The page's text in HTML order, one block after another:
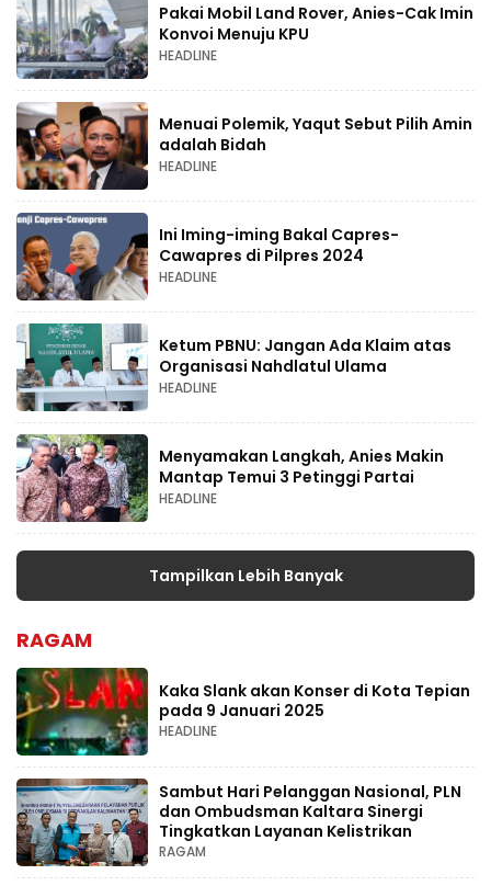
Pakai Mobil Land Rover, Anies-Cak Imin
Konvoi Menuju KPU
HEADLINE
Menuai Polemik, Yaqut Sebut Pilih Amin
adalah Bidah
HEADLINE
Ini Iming-iming Bakal Capres-
Cawapres di Pilpres 2024
HEADLINE
Ketum PBNU: Jangan Ada Klaim atas
Organisasi Nahdlatul Ulama
HEADLINE
Menyamakan Langkah, Anies Makin
Mantap Temui 3 Petinggi Partai
HEADLINE
Tampilkan Lebih Banyak
RAGAM
Kaka Slank akan Konser di Kota Tepian
pada 9 Januari 2025
HEADLINE
Sambut Hari Pelanggan Nasional, PLN
dan Ombudsman Kaltara Sinergi
Tingkatkan Layanan Kelistrikan
RAGAM